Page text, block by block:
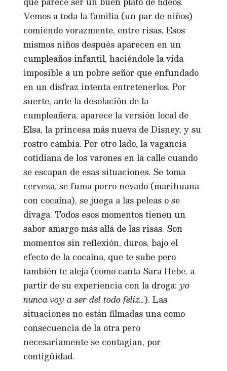
Vemos a toda la familia (un par de niños)
comiendo vorazmente, entre risas. Esos
mismos niños después aparecen en un
cumpleaños infantil, haciéndole la vida
imposible a un pobre señor que enfundado
en un disfraz intenta entretenerlos. Por
suerte, ante la desolación de la
cumpleañera, aparece la versión local de
Elsa, la princesa más nueva de Disney, y su
rostro cambia. Por otro lado, la vagancia
cotidiana de los varones en la calle cuando
se escapan de esas situaciones. Se toma
cerveza, se fuma porro nevado (marihuana
con cocaína), se juega a las peleas o se
divaga. Todos esos momentos tienen un
sabor amargo más allá de las risas. Son
momentos sin reflexión, duros, bajo el
efecto de la cocaína, que te sube pero
también te aleja (como canta Sara Hebe, a
partir de su experiencia con la droga:yo
nunca voy a ser del todo feliz…). Las
situaciones no están filmadas una como
consecuencia de la otra pero
necesariamente se contagian, por
contigüidad.